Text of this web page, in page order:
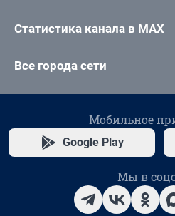
Статистика канала в MAX
Все города сети
Мобильное
Google Play
Мы в